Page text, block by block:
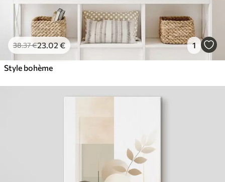
38.37€23.02€ 1
Style bohème